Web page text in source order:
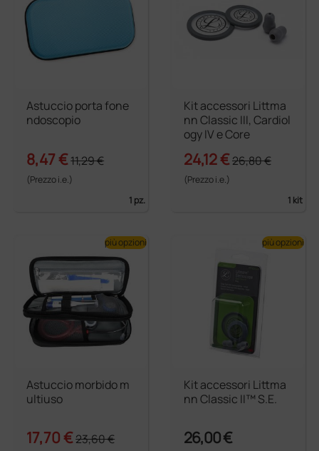
Astuccio porta fone
ndoscopio
8,47 €11,29 €
(Prezzo i.e.)
1 pz.
Kit accessori Littma
nn Classic III, Cardiol
ogy IV e Core
24,12 €26,80 €
(Prezzo i.e.)
1 kit
Astuccio morbido m
ultiuso
17,70 €23,60 €
più opzioni
Kit accessori Littma
nn Classic II™ S.E.
26,00 €
più opzioni